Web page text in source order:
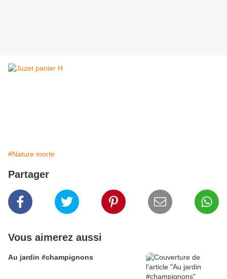
#Nature morte
Partager
Vous aimerez aussi
Au jardin #champignons